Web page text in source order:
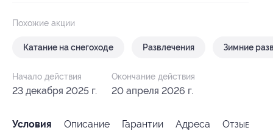
Похожие акции
Катание на снегоходе Развлечения Зимние
Начало действия
23 декабря 2025 г.
Окончание действия
20 апреля 2026 г.
Условия Описание Гарантии Адреса Отзывы